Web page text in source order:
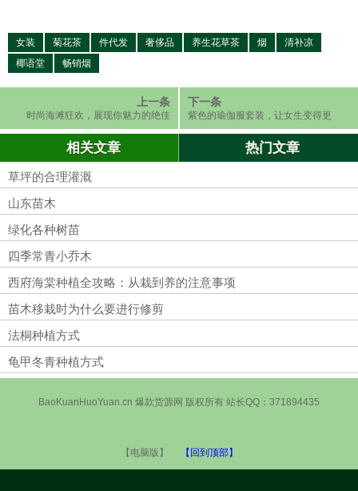
女装 菊花茶 件代发 奢侈品 养生花草茶 烟
清补凉
椰语堂
畅销烟
上一条
时尚海滩狂欢，展现你魅力的绝佳
下一条
紫色的瑜伽服套装，让女生变得更
相关文章 热门文章
草坪的合理灌溉
山东苗木
绿化各种树苗
四季常青小乔木
西府海棠种植全攻略：从栽到养的注意事项
苗木移栽时为什么要进行修剪
法桐种植方式
龟甲冬青种植方式
BaoKuanHuoYuan.cn 爆款货源网 版权所有 站长QQ：371894435
【电脑版】 【回到顶部】